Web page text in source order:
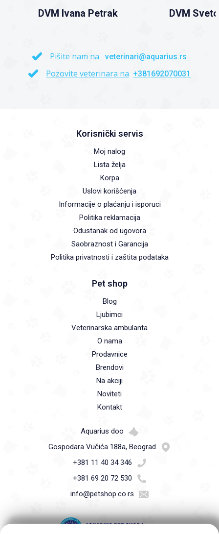
DVM Ivana Petrak DVM
Pišite nam na veterinari@aquarius.rs
Pozovite veterinara na +381692070031
Korisnički servis
Moj nalog
Lista želja
Korpa
Uslovi korišćenja
Informacije o plaćanju i isporuci
Politika reklamacija
Odustanak od ugovora
Saobraznost i Garancija
Politika privatnosti i zaštita podataka
Pet shop
Blog
Ljubimci
Veterinarska ambulanta
O nama
Prodavnice
Brendovi
Na akciji
Noviteti
Kontakt
Aquarius doo
Gospodara Vučića 188a, Beograd
+381 11 40 34 346
+381 69 20 72 530
info@petshop.co.rs